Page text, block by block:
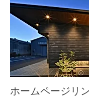
ホームページリ